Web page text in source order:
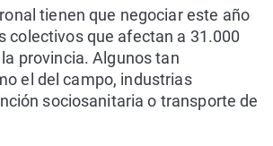
tienen que negociar este año
colectivos que afectan a 31.000
provincia. Algunos tan
el del campo, industrias
sociosanitaria o transporte de